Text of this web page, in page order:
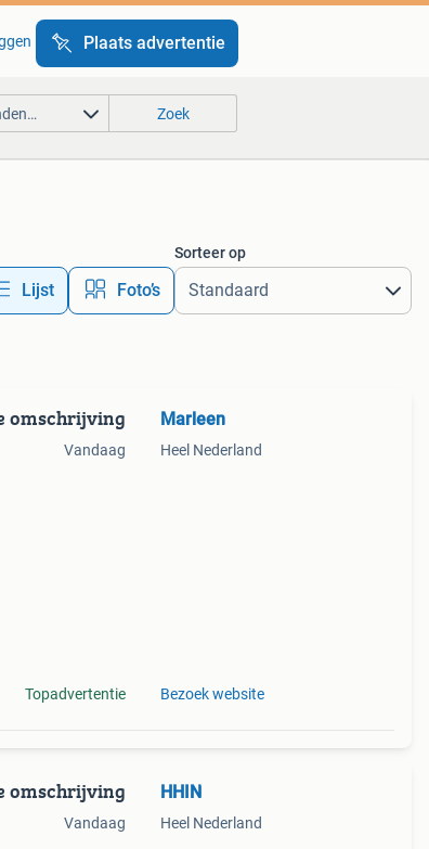
Plaats advertentie
Zoek
Lijst Foto’s
Sorteer op
omschrijving
Vandaag
Topadvertentie
Marleen
Heel Nederland
Bezoek website
omschrijving
Vandaag
HHIN
Heel Nederland